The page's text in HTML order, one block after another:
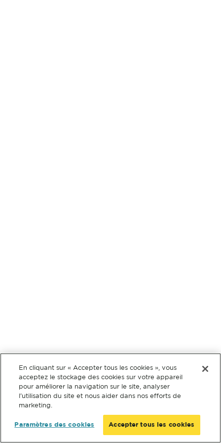
En cliquant sur « Accepter tous les cookies », vous
acceptez le stockage des cookies sur votre appareil
pour améliorer la navigation sur le site, analyser
l’utilisation du site et nous aider dans nos efforts de
marketing.
Paramètres des cookies Accepter tous les cookies